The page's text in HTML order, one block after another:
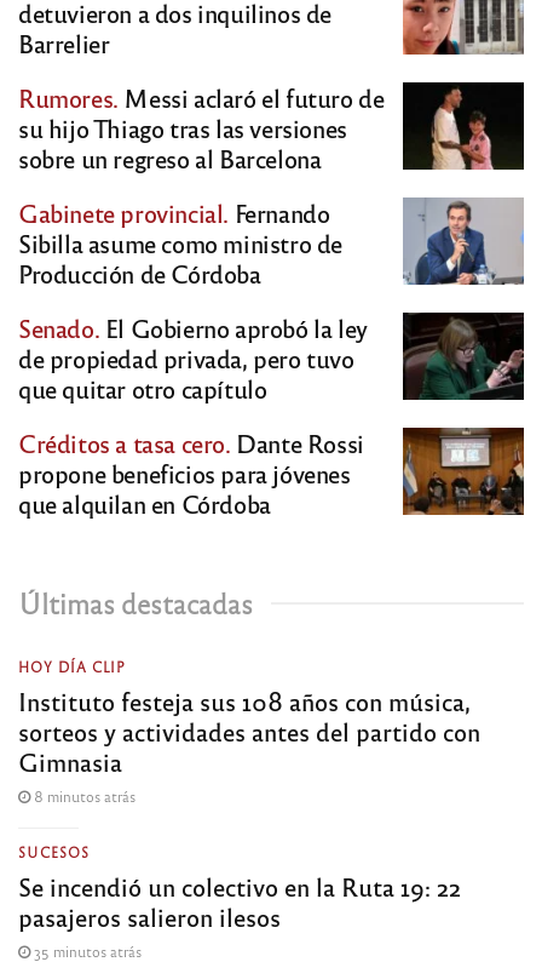
detuvieron a dos inquilinos de
Barrelier
Rumores. Messi aclaró el futuro de
su hijo Thiago tras las versiones
sobre un regreso al Barcelona
Gabinete provincial. Fernando
Sibilla asume como ministro de
Producción de Córdoba
Senado. El Gobierno aprobó la ley
de propiedad privada, pero tuvo
que quitar otro capítulo
Créditos a tasa cero. Dante Rossi
propone beneficios para jóvenes
que alquilan en Córdoba
Últimas destacadas
HOY DÍA CLIP
Instituto festeja sus 108 años con música,
sorteos y actividades antes del partido con
Gimnasia
8 minutos atrás
SUCESOS
Se incendió un colectivo en la Ruta 19: 22
pasajeros salieron ilesos
35 minutos atrás